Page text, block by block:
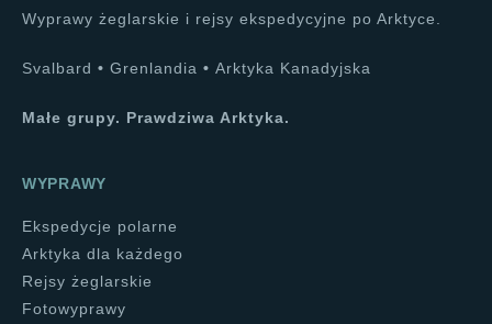
Wyprawy żeglarskie i rejsy ekspedycyjne po Arktyce.
Svalbard • Grenlandia • Arktyka Kanadyjska
Małe grupy. Prawdziwa Arktyka.
WYPRAWY
Ekspedycje polarne
Arktyka dla każdego
Rejsy żeglarskie
Fotowyprawy